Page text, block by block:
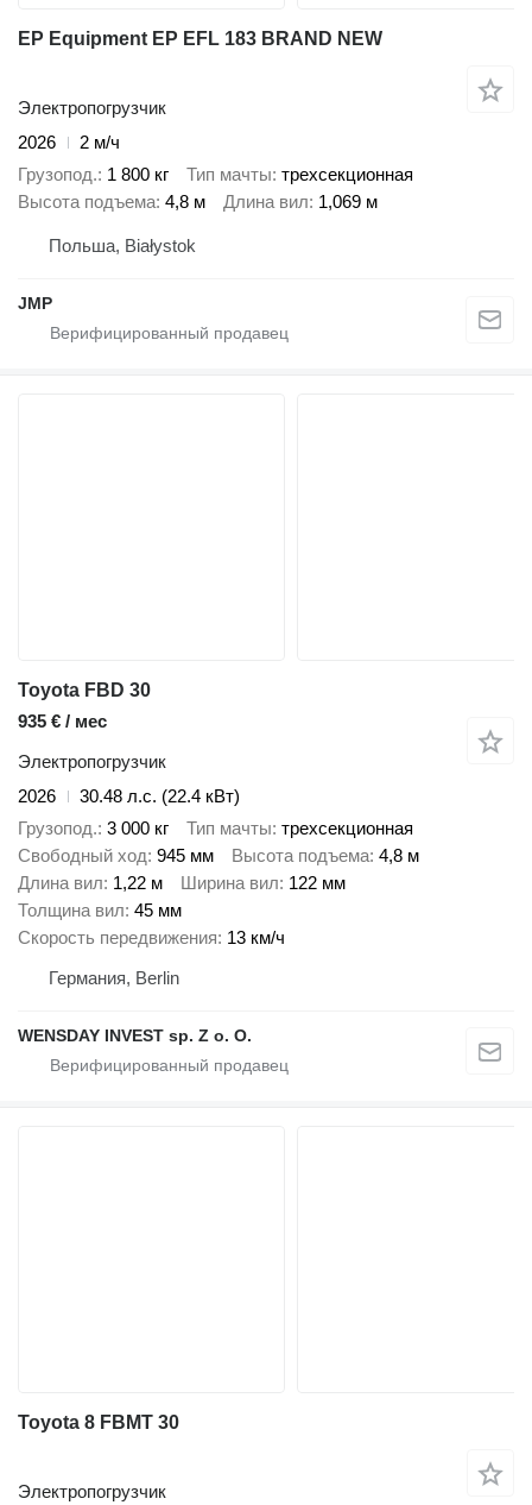
EP Equipment EP EFL 183 BRAND NEW
Электропогрузчик
2026
2 м/ч
Грузопод. 1 800 кг Тип мачты трехсекционная
Высота подъема 4,8 м Длина вил 1,069 м
Польша, Białystok
JMP
Toyota FBD 30
935 € / мес
Электропогрузчик
2026
30.48 л.с. (22.4 кВт)
Грузопод. 3 000 кг Тип мачты трехсекционная
Свободный ход 945 мм Высота подъема 4,8 м
Длина вил 1,22 м Ширина вил 122 мм
Толщина вил 45 мм
Скорость передвижения 13 км/ч
Германия, Berlin
WENSDAY INVEST sp. Z o. O.
Toyota 8 FBMT 30
Электропогрузчик